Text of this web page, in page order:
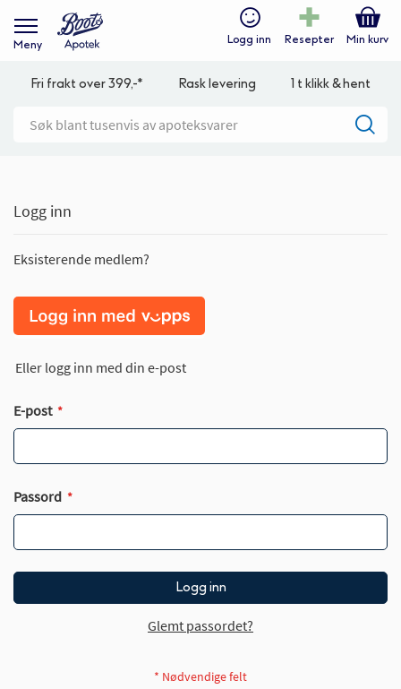
Meny Logg inn Resepter Min kurv
Fri frakt over 399,-* Rask levering 1 t klikk & hent
Logg inn
Eksisterende medlem?
Eller logg inn med din e-post
E-post
Passord
Logg inn
Glemt passordet?